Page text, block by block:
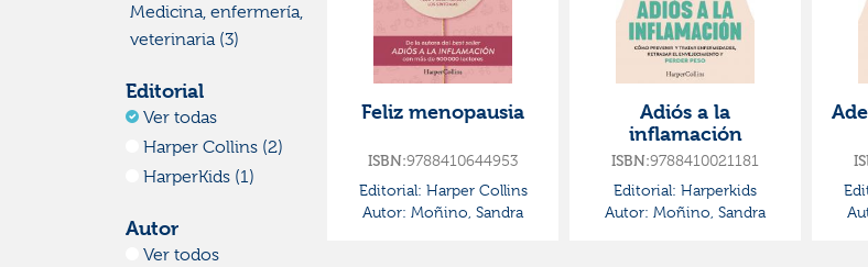
Medicina, enfermería,
veterinaria (3)
Editorial
Ver todas
Harper Collins (2)
HarperKids (1)
Autor
Ver todos
Feliz menopausia
ISBN:9788410644953
Editorial: Harper Collins
Autor: Moñino, Sandra
Adiós a la
inflamación
ISBN:9788410021181
Editorial: Harperkids
Autor: Moñino, Sandra